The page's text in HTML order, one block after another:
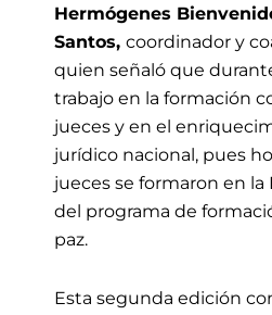
Hermógenes
Santos, coordinador y
quien señaló que
trabajo en la formación
jueces y en el
jurídico nacional, pues
jueces se formaron en la
del programa de
paz.
Esta segunda edición